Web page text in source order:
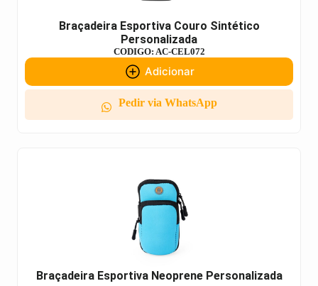
Braçadeira Esportiva Couro Sintético
Personalizada
CODIGO: AC-CEL072
Adicionar
Pedir via WhatsApp
Braçadeira Esportiva Neoprene Personalizada